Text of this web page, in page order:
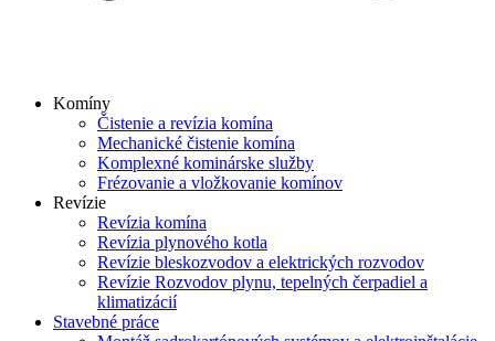
Komíny
Čistenie a revízia komína
Mechanické čistenie komína
Komplexné kominárske služby
Frézovanie a vložkovanie komínov
Revízie
Revízia komína
Revízia plynového kotla
Revízie bleskozvodov a elektrických rozvodov
Revízie Rozvodov plynu, tepelných čerpadiel a
klimatizácií
Stavebné práce